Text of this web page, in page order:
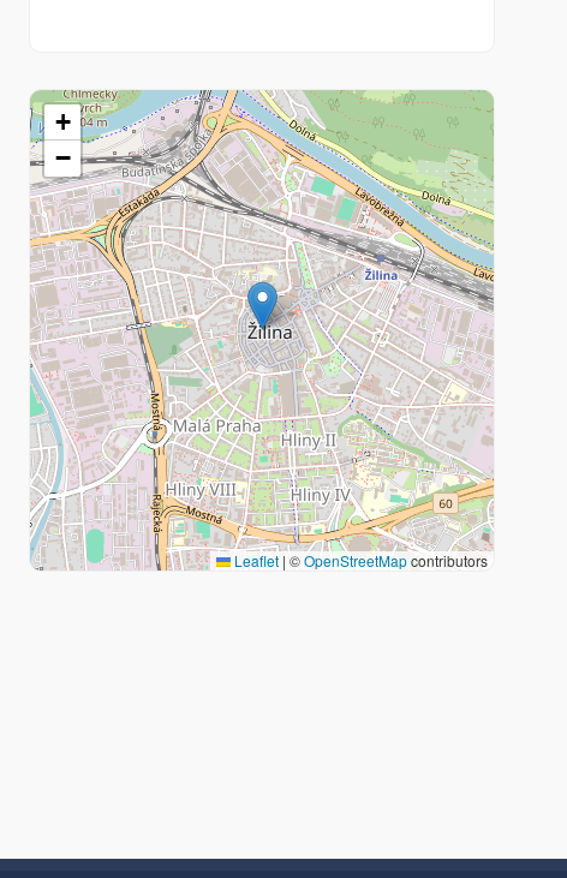
+
−
Leaflet | ©OpenStreetMapcontributors